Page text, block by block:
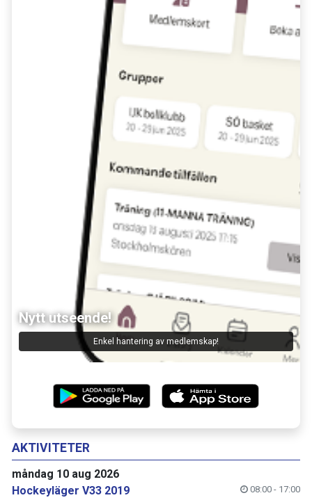
Nytt utseende!
Enkel hantering av medlemskap!
AKTIVITETER
måndag 10 aug 2026
Hockeyläger V33 2019
08:00 - 17:00